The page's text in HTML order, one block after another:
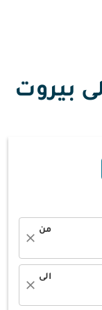
بيروت
من
close
الى
close